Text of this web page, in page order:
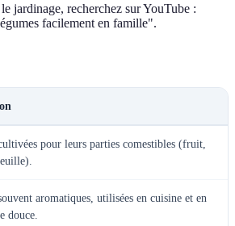
jardinage, recherchez sur YouTube :
facilement en famille".
pour leurs parties comestibles (fruit,
aromatiques, utilisées en cuisine et en
douce.